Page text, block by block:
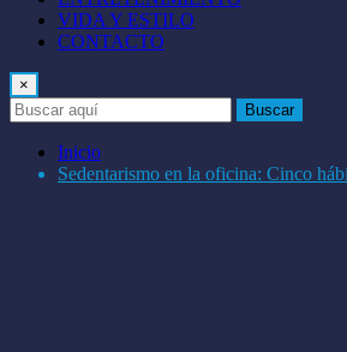
VIDA Y ESTILO
CONTACTO
×
Buscar
Inicio
Sedentarismo en la oficina: Cinco